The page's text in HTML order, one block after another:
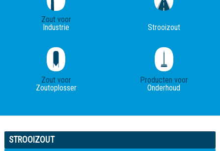
Zout voor
Industrie
Strooizout
Zout voor
Zoutoplosser
Producten voor
Onderhoud
STROOIZOUT